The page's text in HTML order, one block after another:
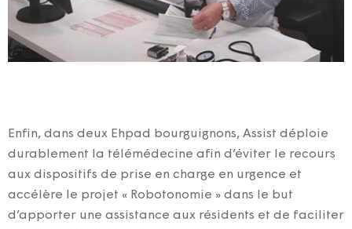
Enfin, dans deux Ehpad bourguignons, Assist déploie
durablement la télémédecine afin d’éviter le recours
aux dispositifs de prise en charge en urgence et
accélère le projet « Robotonomie » dans le but
d’apporter une assistance aux résidents et de faciliter